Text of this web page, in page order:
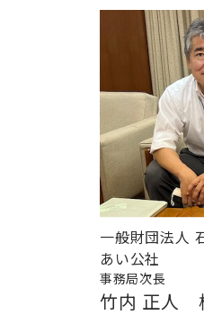
一般財団法人
あい公社
事務局次長
竹内 正人